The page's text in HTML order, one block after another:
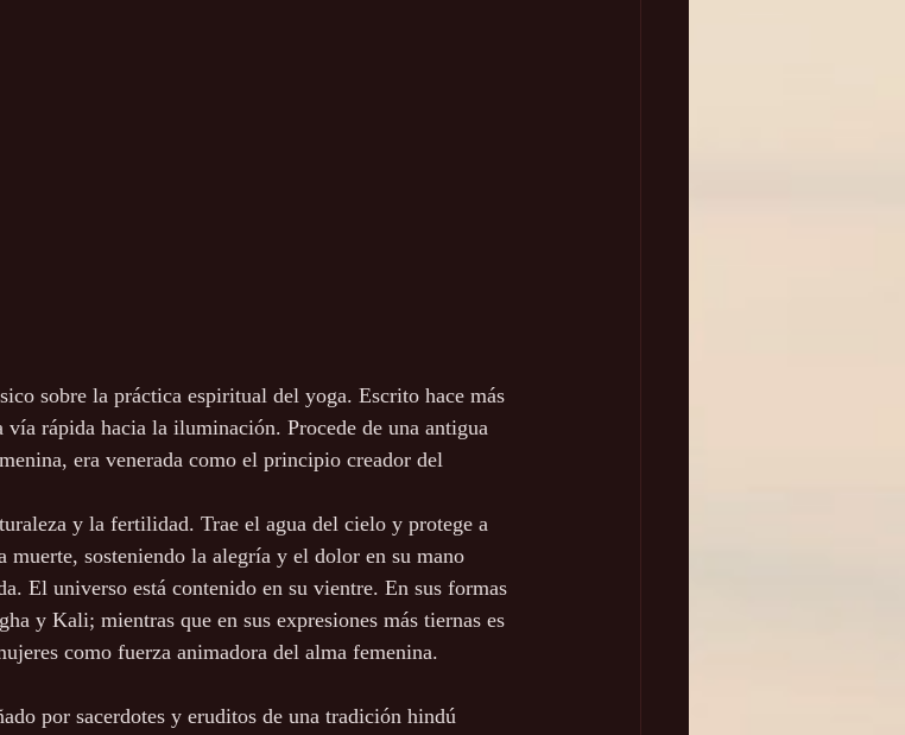
sobre la práctica espiritual del yoga. Escrito hace más
vía rápida hacia la iluminación. Procede de una antigua
era venerada como el principio creador del
y la fertilidad. Trae el agua del cielo y protege a
sosteniendo la alegría y el dolor en su mano
El universo está contenido en su vientre. En sus formas
y Kali; mientras que en sus expresiones más tiernas es
como fuerza animadora del alma femenina.
por sacerdotes y eruditos de una tradición hindú